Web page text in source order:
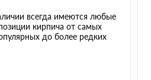
всегда имеются любые
кирпича от самых
до более редких